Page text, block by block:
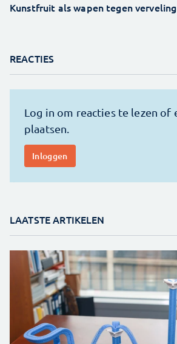
Kunstfruit als wapen tegen verveling
REACTIES
LAATSTE ARTIKELEN